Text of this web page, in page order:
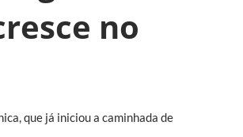
no
que já iniciou a caminhada de